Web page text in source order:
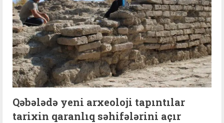
Qəbələdə yeni arxeoloji tapıntılar
tarixin qaranlıq səhifələrini açır